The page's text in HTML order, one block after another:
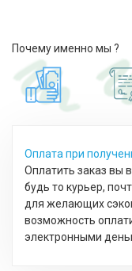
Почему именно мы ?
Оплата при
Оплатить заказ вы
будь то курьер,
для желающих
возможность
электронными